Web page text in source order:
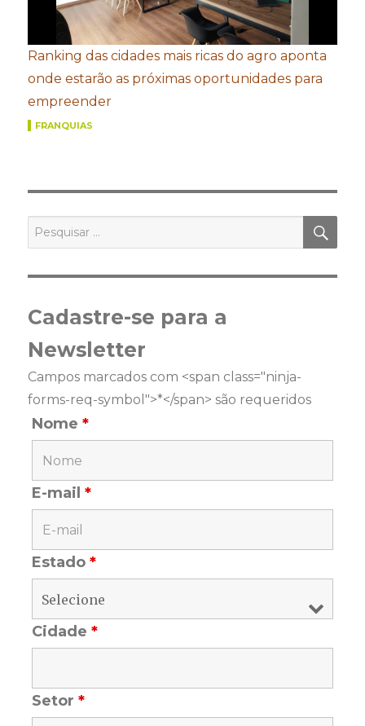
Ranking das cidades mais ricas do agro aponta
onde estarão as próximas oportunidades para
empreender
FRANQUIAS
por:
Cadastre-se para a
Newsletter
Campos marcados com <span class="ninja-
forms-req-symbol">*</span> são requeridos
Nome*
E-mail*
Estado*
Cidade*
Setor*